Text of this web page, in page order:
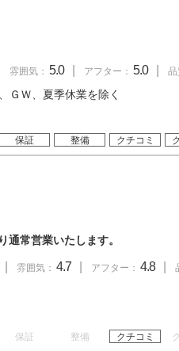
雰囲気： 5.0 アフター： 5.0 品
Ｗ、夏季休業を除く
保証 整備 クチコミ
常営業いたします。
雰囲気： 4.7 アフター： 4.8
保証 整備 クチコミ